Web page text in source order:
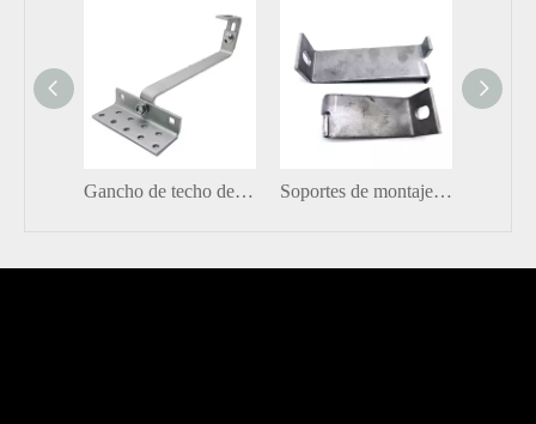
Gancho de techo de montaje en Panel Solar ajustable SS304 de acero inoxidable fotovoltaico de nueva energía Soportes de montaje de alta resistencia del panel solar del acero inoxidable Ss304